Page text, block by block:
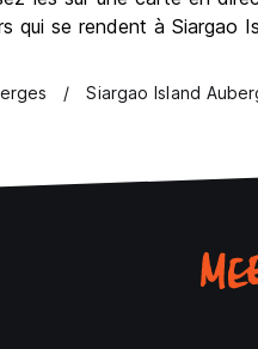
qui se rendent à Siargao
Siargao Island